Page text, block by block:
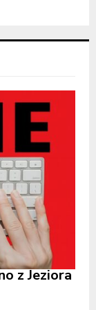
z Jeziora